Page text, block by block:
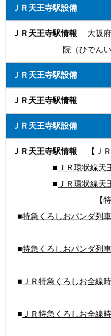
大阪
院（ひでん
【Ｊ
■ ＪＲ環状線天
■ ＪＲ環状線天
【
■特急くろしおパンダ列
■特急くろしおパンダ列
■ ＪＲ特急くろしお全線
■ ＪＲ特急くろしお全線